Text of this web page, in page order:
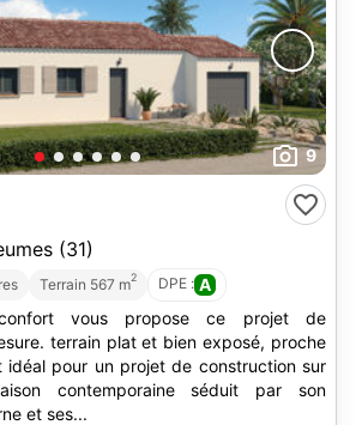
9
(31)
Terrain 567 m2 DPE : A
vous propose ce projet de
terrain plat et bien exposé, proche
idéal pour un projet de construction sur
contemporaine séduit par son
et ses...